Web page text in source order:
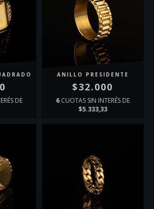
DE
ANILLO PRESIDENTE
$32.000
6 CUOTAS SIN INTERÉS DE
$5.333,33